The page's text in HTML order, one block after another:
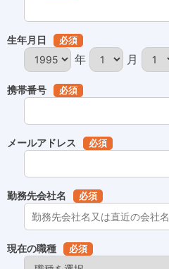
生年月日 必須
年 月
携帯番号 必須
メールアドレス 必須
勤務先会社名 必須
現在の職種 必須